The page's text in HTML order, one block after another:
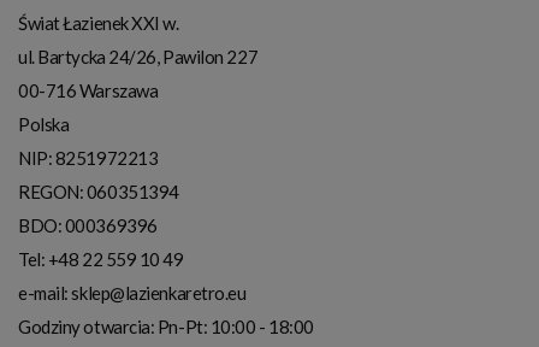
Świat Łazienek XXI w.
ul. Bartycka 24/26, Pawilon 227
00-716Warszawa
Polska
NIP:8251972213
REGON: 060351394
BDO: 000369396
Tel: +48 22 559 10 49
e-mail:sklep@lazienkaretro.eu
Godziny otwarcia: Pn-Pt: 10:00 - 18:00